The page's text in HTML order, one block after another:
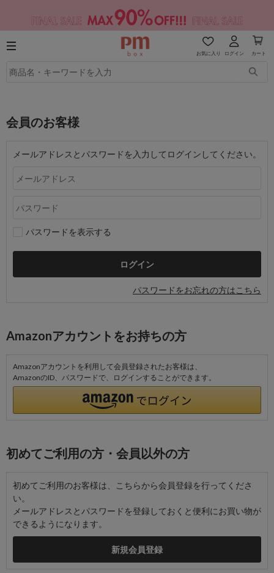
お気に入り ログイン カート
会員のお客様
メールアドレスとパスワードを入力してログインしてください。
パスワードを表示する
パスワードをお忘れの方はこちら
Amazonアカウントをお持ちの方
Amazonアカウントを利用して会員登録されたお客様は、
AmazonのID、パスワードで、ログインすることができます。
初めてご利用の方・会員以外の方
初めてご利用のお客様は、こちらから会員登録を行ってくださ
い。
メールアドレスとパスワードを登録しておくと便利にお買い物が
できるようになります。